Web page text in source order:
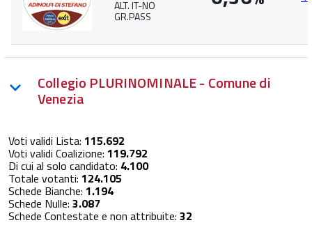
ALT. IT-NO
GR.PASS
Collegio PLURINOMINALE - Comune di
Venezia
Voti validi Lista: 115.692
Voti validi Coalizione: 119.792
Di cui al solo candidato: 4.100
Totale votanti: 124.105
Schede Bianche: 1.194
Schede Nulle: 3.087
Schede Contestate e non attribuite: 32